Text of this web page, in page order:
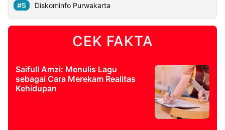
Diskominfo Purwakarta
CEK FAKTA
Saifull Amzi: Menulis Lagu
sebagai Cara Merekam Realitas
Kehidupan